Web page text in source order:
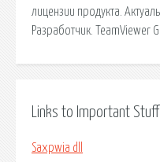
лицензии продукта.
Разработчик. TeamViewer
Links to Important Stuff
Saxpwia dll